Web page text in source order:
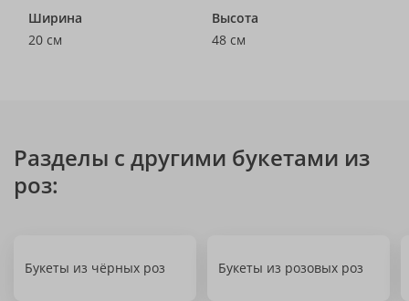
Ширина
20 см
Высота
48 см
Разделы с другими букетами из
роз:
Букеты из чёрных роз Букеты из розовых роз